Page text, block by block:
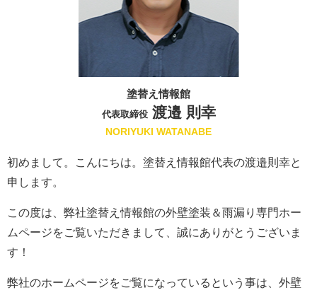
塗替え情報館
代表取締役渡邉 則幸
NORIYUKI WATANABE
初めまして。こんにちは。塗替え情報館代表の渡邉則幸と
申します。
この度は、弊社塗替え情報館の外壁塗装＆雨漏り専門ホー
ムページをご覧いただきまして、誠にありがとうございま
す！
弊社のホームページをご覧になっているという事は、外壁